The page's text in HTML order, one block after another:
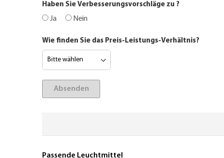
Haben Sie Verbesserungsvorschläge zu ?
Ja Nein
Wie finden Sie das Preis-Leistungs-Verhältnis?
Absenden
Passende Leuchtmittel